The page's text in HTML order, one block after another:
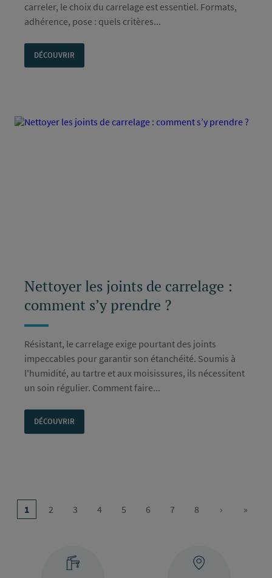
carreler, le choix du carrelage est essentiel. Formats,
adhérence, pose : quels critères...
DÉCOUVRIR
Nettoyer les joints de carrelage :
comment s’y prendre ?
Résistant, le carrelage exige pourtant des joints
impeccables pour garantir son étanchéité. Soumis à
l'humidité, au tartre et aux moisissures, ils nécessitent
un soin régulier. Comment faire...
DÉCOUVRIR
Page
1 Page
2 Page
3 Page
4 Page
5 Page
6 Page
7 Page
8
Page
› »